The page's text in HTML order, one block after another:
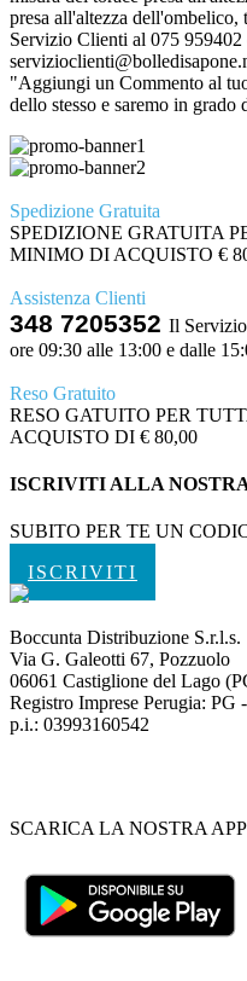
presa all'altezza
Servizio Clienti al 075 959402
"Aggiungi un Commento al
dello stesso e saremo in
Spedizione Gratuita
SPEDIZIONE GRATUITA
MINIMO DI ACQUISTO €
Assistenza Clienti
348 7205352 Il
ore 09:30 alle 13:00 e dalle
Reso Gratuito
RESO GATUITO PER
ACQUISTO DI € 80,00
ISCRIVITI ALLA
SUBITO PER TE UN
ISCRIVITI
Boccunta Distribuzione S.r.l.s.
Via G. Galeotti 67, Pozzuolo
06061 Castiglione del Lago
Registro Imprese Perugia: PG
p.i.: 03993160542
SCARICA LA NOSTRA APP